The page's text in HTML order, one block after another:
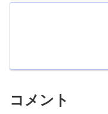
コメント